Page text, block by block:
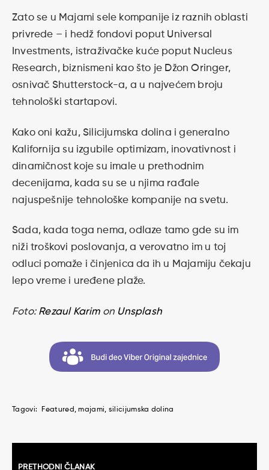
Zato se u Majami sele kompanije iz raznih oblasti
privrede – i hedž fondovi poput Universal
Investments, istraživačke kuće poput Nucleus
Research, biznismeni kao što je Džon Oringer,
osnivač Shutterstock-a, a u najvećem broju
tehnološki startapovi.
Kako oni kažu, Silicijumska dolina i generalno
Kalifornija su izgubile optimizam, inovativnost i
dinamičnost koje su imale u prethodnim
decenijama, kada su se u njima rađale
najuspešnije tehnološke kompanije na svetu.
Sada, kada toga nema, odlaze tamo gde su im
niži troškovi poslovanja, a verovatno im u toj
odluci pomaže i činjenica da ih u Majamiju čekaju
lepo vreme i uređene plaže.
Foto: Rezaul Karimon Unsplash
Tagovi: Featured majami silicijumska dolina
PRETHODNI ČLANAK